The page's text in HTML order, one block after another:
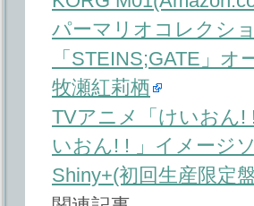
パーマリオコレクシ
「STEINS;GATE」
牧瀬紅莉栖
TVアニメ「けいおん!
いおん! ! 」イメージ
Shiny+(初回生産限定